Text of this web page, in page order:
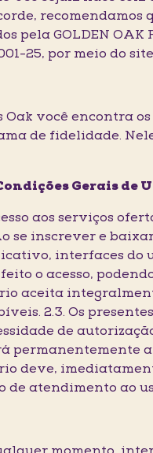
pela GOLDEN
25, por meio do
você encontra
de fidelidade.
Gerais de
aos serviços
se inscrever e
interfaces do
o acesso,
aceita
2.3. Os
de
permanentemente
deve,
atendimento ao